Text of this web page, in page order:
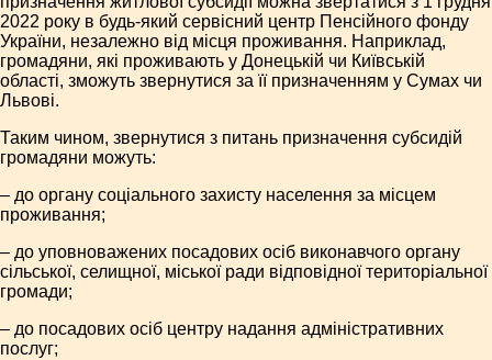
2022 року в будь-який сервісний центр Пенсійного фонду
України, незалежно від місця проживання. Наприклад,
громадяни, які проживають у Донецькій чи Київській
області, зможуть звернутися за її призначенням у Сумах чи
Львові.
Таким чином, звернутися з питань призначення субсидій
громадяни можуть:
– до органу соціального захисту населення за місцем
проживання;
– до уповноважених посадових осіб виконавчого органу
сільської, селищної, міської ради відповідної територіальної
громади;
– до посадових осіб центру надання адміністративних
послуг;